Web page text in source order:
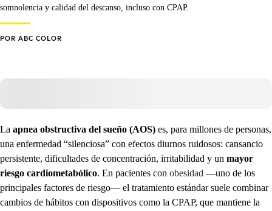
somnolencia y calidad del descanso, incluso con CPAP.
POR ABC COLOR
La apnea obstructiva del sueño (AOS) es, para millones de personas,
una enfermedad “silenciosa” con efectos diurnos ruidosos: cansancio
persistente, dificultades de concentración, irritabilidad y un mayor
riesgo cardiometabólico. En pacientes con obesidad —uno de los
principales factores de riesgo— el tratamiento estándar suele combinar
cambios de hábitos con dispositivos como la CPAP, que mantiene la